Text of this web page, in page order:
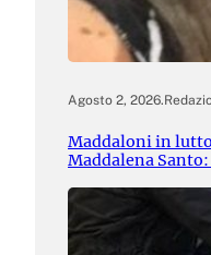
Agosto 2, 2026.
Maddaloni in
Maddalena